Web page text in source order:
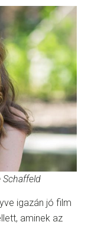
Schaffeld
igazán jó film
aminek az